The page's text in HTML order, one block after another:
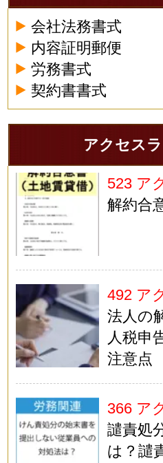
会社法務書式
内容証明郵便
労務書式
契約書書式
アクセス
523 ア
解約合
492 ア
法人の
人税申
注意点
366 ア
譴責処
は？譴